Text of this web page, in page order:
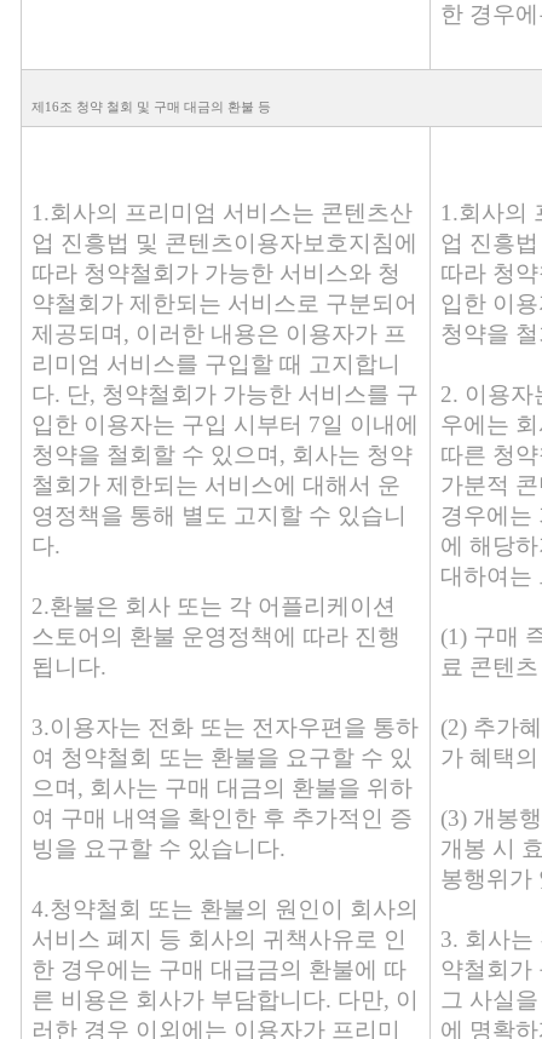
한 경우
제16조 청약 철회 및 구매 대금의 환불 등
1.회사의 프리미엄 서비스는 콘텐츠산
업 진흥법 및 콘텐츠이용자보호지침에
따라 청약철회가 가능한 서비스와 청
약철회가 제한되는 서비스로 구분되어
제공되며, 이러한 내용은 이용자가 프
리미엄 서비스를 구입할 때 고지합니
다. 단, 청약철회가 가능한 서비스를 구
입한 이용자는 구입 시부터 7일 이내에
청약을 철회할 수 있으며, 회사는 청약
철회가 제한되는 서비스에 대해서 운
영정책을 통해 별도 고지할 수 있습니
다.
2.환불은 회사 또는 각 어플리케이션
스토어의 환불 운영정책에 따라 진행
됩니다.
3.이용자는 전화 또는 전자우편을 통하
여 청약철회 또는 환불을 요구할 수 있
으며, 회사는 구매 대금의 환불을 위하
여 구매 내역을 확인한 후 추가적인 증
빙을 요구할 수 있습니다.
4.청약철회 또는 환불의 원인이 회사의
서비스 폐지 등 회사의 귀책사유로 인
한 경우에는 구매 대급금의 환불에 따
른 비용은 회사가 부담합니다. 다만, 이
러한 경우 이외에는 이용자가 프리미
1.회사의
업 진흥
따라 청
입한 이
청약을
2. 이용자
우에는
따른 청
가분적
경우에는
에 해당
대하여는
(1) 구매
료 콘텐츠
(2) 추가
가 혜택
(3) 개봉
개봉 시
봉행위가
3. 회사는
약철회가
그 사실
에 명확